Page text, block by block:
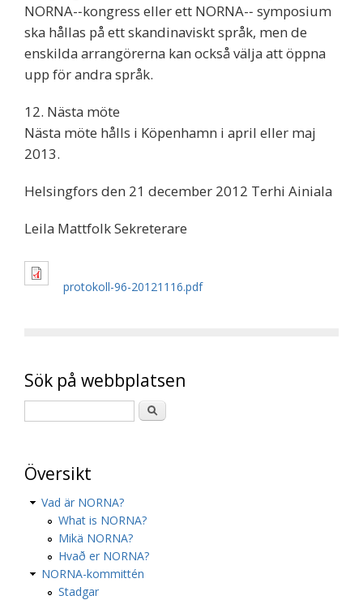
NORNA-­‐kongress eller ett NORNA-­‐ symposium
ska hållas på ett skandinaviskt språk, men de
enskilda arrangörerna kan också välja att öppna
upp för andra språk.
12. Nästa möte
Nästa möte hålls i Köpenhamn i april eller maj
2013.
Helsingfors den 21 december 2012 Terhi Ainiala
Leila Mattfolk Sekreterare
protokoll-96-20121116.pdf
Sök på webbplatsen
Översikt
Vad är NORNA?
What is NORNA?
Mikä NORNA?
Hvað er NORNA?
NORNA-kommittén
Stadgar